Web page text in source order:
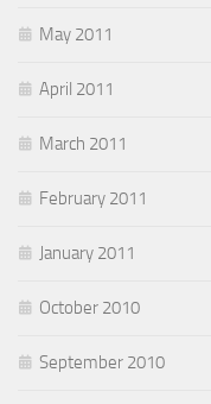
May 2011
April 2011
March 2011
February 2011
January 2011
October 2010
September 2010